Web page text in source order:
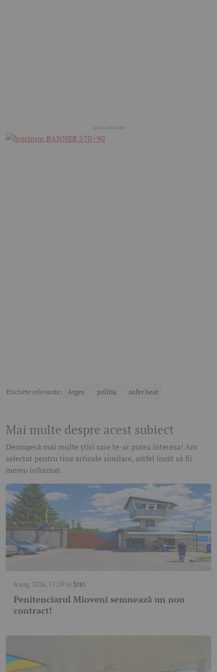
Etichete relevante: Arges politia sofer beat
Mai multe despre acest subiect
Descoperă mai multe știri care te-ar putea interesa! Am
selectat pentru tine articole similare, astfel încât să fii
mereu informat.
6 aug. 2026, 17:29în Știri
Penitenciarul Mioveni semnează un nou
contract!